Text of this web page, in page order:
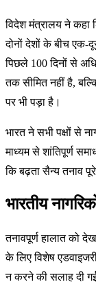
विदेश मंत्रालय ने कहा
दोनों देशों के बीच एक-
पिछले 100 दिनों से
तक सीमित नहीं है,
पर भी पड़ा है।
भारत ने सभी पक्षों से
माध्यम से शांतिपूर्ण
कि बढ़ता सैन्य तनाव
भारतीय
तनावपूर्ण हालात को
के लिए विशेष
न करने की सलाह दी